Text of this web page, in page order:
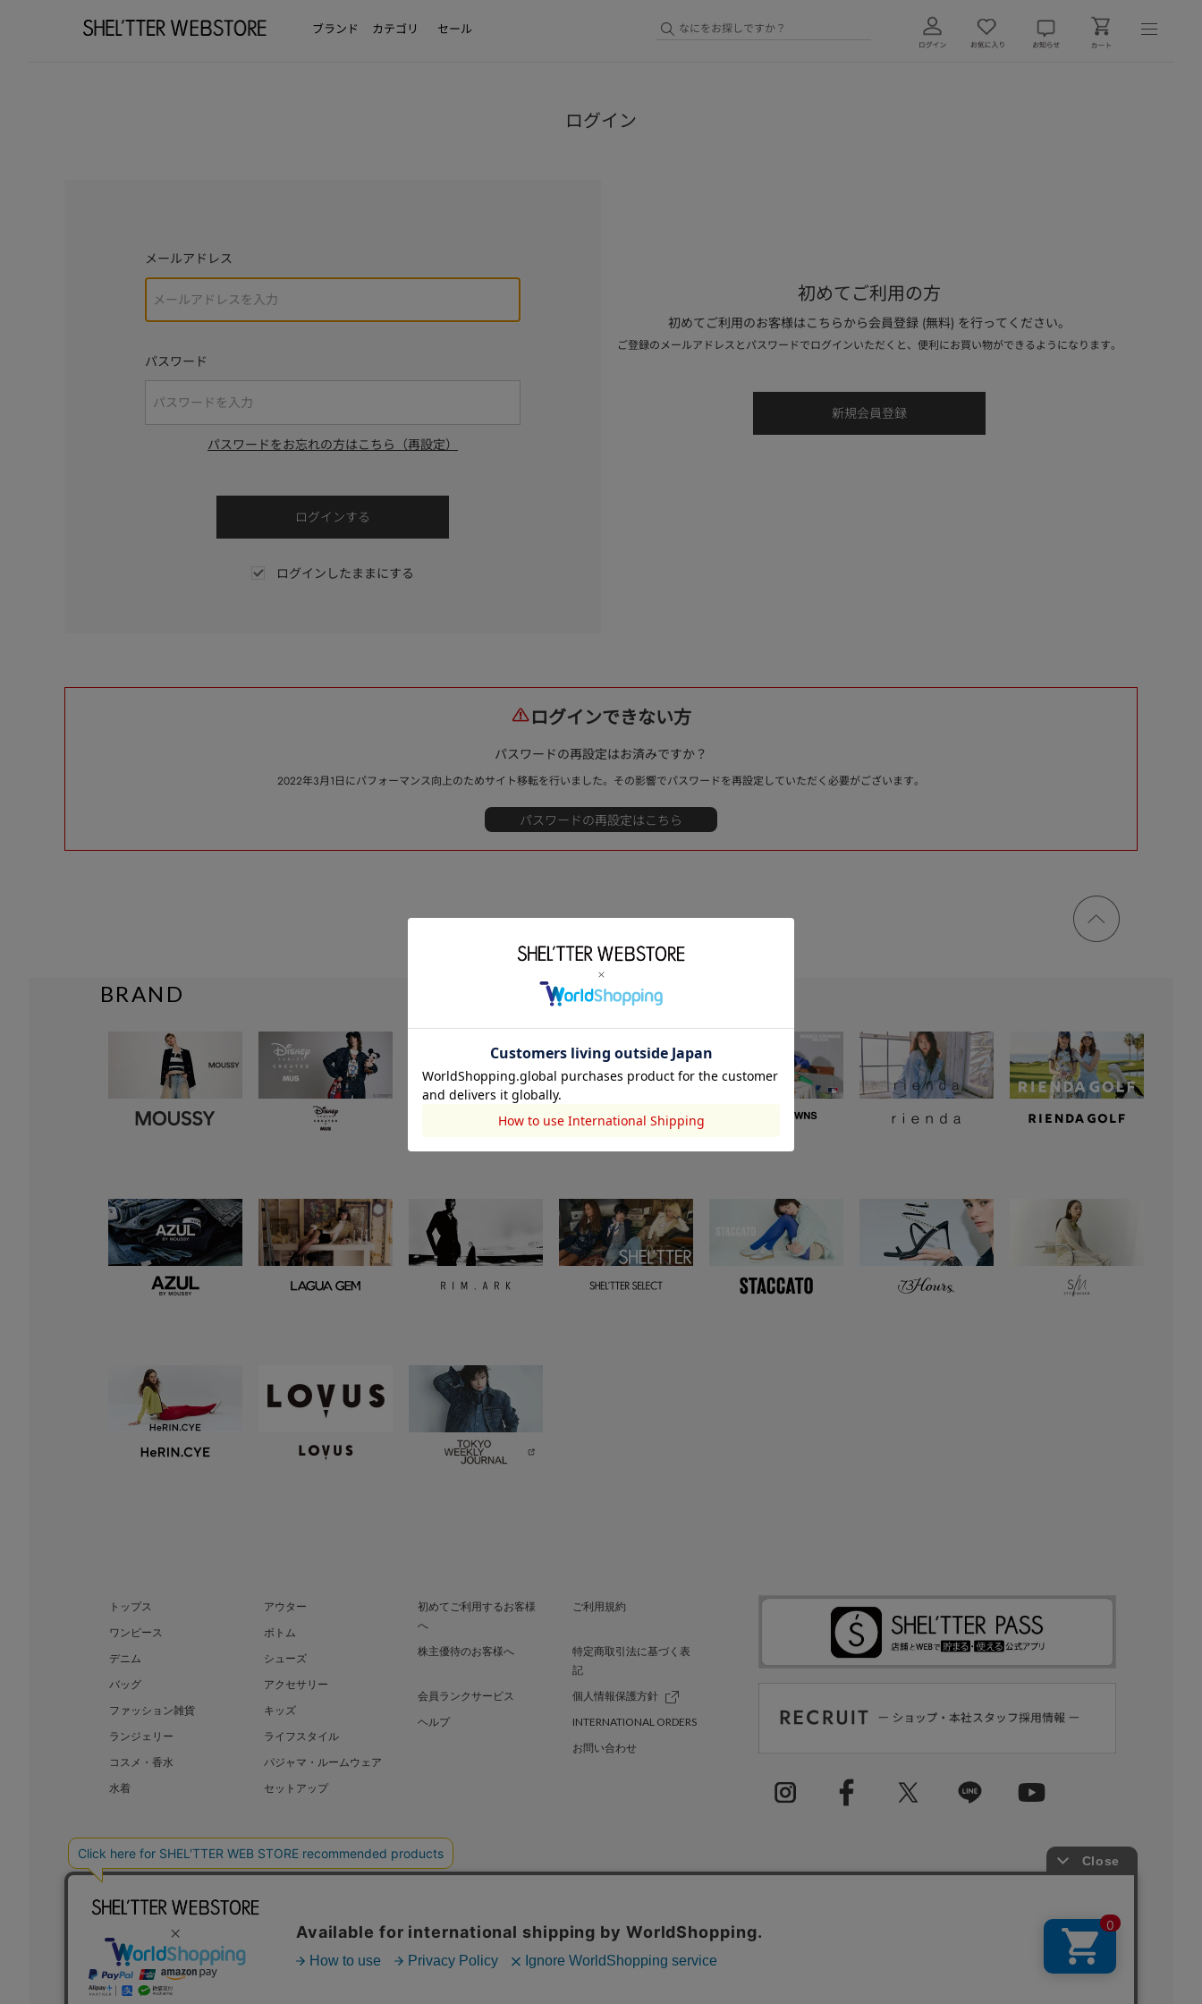
ブランド カテゴリ セール
ログイン
メールアドレス
パスワード
パスワードをお忘れの方はこちら（再設定）
ログインしたままにする
初めてご利用の方
初めてご利用のお客様はこちらから会員登録 (無料) を行ってください。
ご登録のメールアドレスとパスワードでログインいただくと、便利にお買い物ができるようになります。
ログインできない方
パスワードの再設定はお済みですか？
2022年3月1日にパフォーマンス向上のためサイト移転を行いました。その影響でパスワードを再設定していただく必要がございます。
ページ
トップ
BRAND
トップス
アウター
ワンピース
ボトム
デニム
シューズ
バッグ
アクセサリー
ファッション雑貨
キッズ
ランジェリー
ライフスタイル
コスメ・香水
パジャマ・ルームウェア
水着
セットアップ
初めてご利用するお客様
へ
ご利用規約
株主優待のお客様へ
特定商取引法に基づく表
記
会員ランクサービス
個人情報保護方針
ヘルプ
INTERNATIONAL ORDERS
お問い合わせ
BAROQUE JAPAN LIMITED SHEL’TTER GREEN 採用情報
COPYRIGHT © BAROQUE JAPAN LIMITED ALL RIGHTS RESERVED.